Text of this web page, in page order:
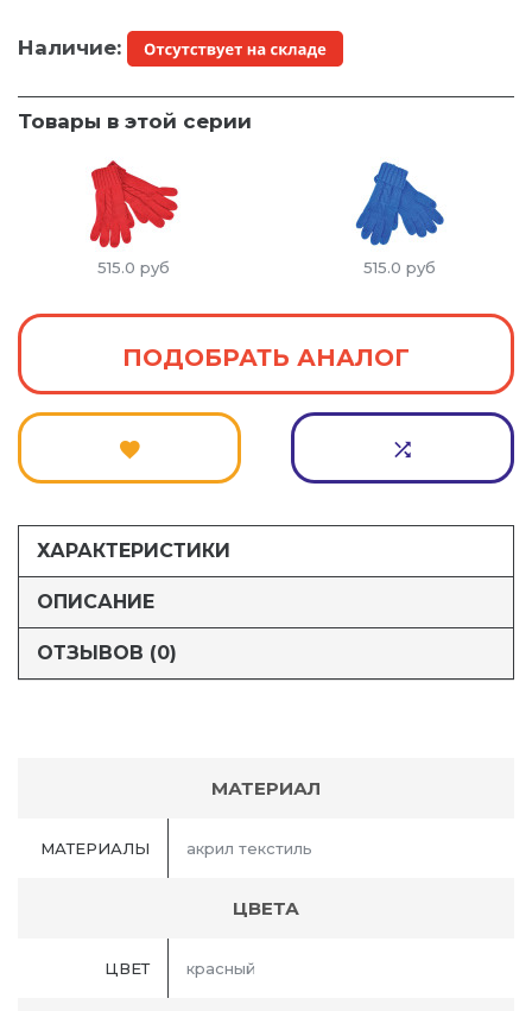
Наличие:
Товары в этой серии
515.0 руб 515.0 руб
ПОДОБРАТЬ АНАЛОГ
ХАРАКТЕРИСТИКИ
ОПИСАНИЕ
ОТЗЫВОВ (0)
МАТЕРИАЛ
МАТЕРИАЛЫ акрил текстиль
ЦВЕТА
ЦВЕТ красный